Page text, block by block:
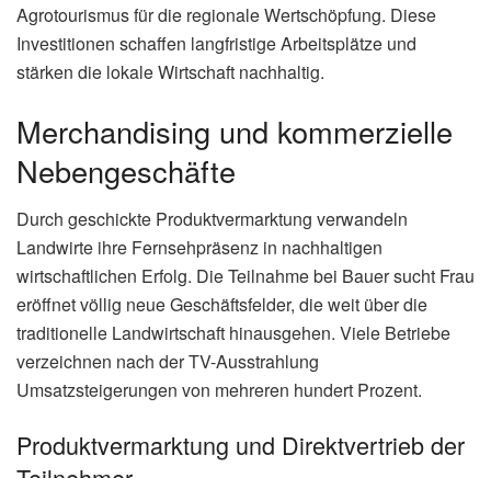
Agrotourismus für die regionale Wertschöpfung. Diese
Investitionen schaffen langfristige Arbeitsplätze und
stärken die lokale Wirtschaft nachhaltig.
Merchandising und kommerzielle
Nebengeschäfte
Durch geschickte Produktvermarktung verwandeln
Landwirte ihre Fernsehpräsenz in nachhaltigen
wirtschaftlichen Erfolg. Die Teilnahme bei Bauer sucht Frau
eröffnet völlig neue Geschäftsfelder, die weit über die
traditionelle Landwirtschaft hinausgehen. Viele Betriebe
verzeichnen nach der TV-Ausstrahlung
Umsatzsteigerungen von mehreren hundert Prozent.
Produktvermarktung und Direktvertrieb der